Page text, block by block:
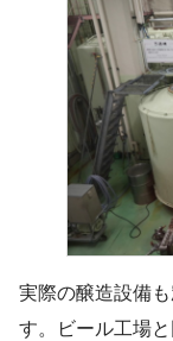
実際の醸造設備
す。ビール工場